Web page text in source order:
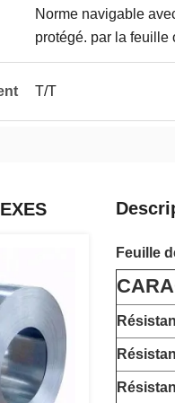
Norme navigable
protégé. par la feuille
T/T
Feuille